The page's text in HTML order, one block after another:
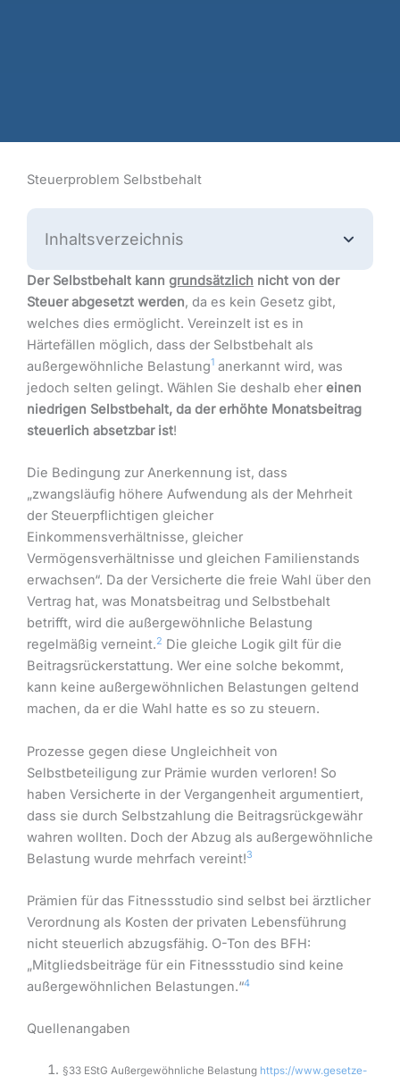
Steuerproblem Selbstbehalt
Inhaltsverzeichnis
Der Selbstbehalt kann grundsätzlich nicht von der
Steuer abgesetzt werden, da es kein Gesetz gibt,
welches dies ermöglicht. Vereinzelt ist es in
Härtefällen möglich, dass der Selbstbehalt als
außergewöhnliche Belastung1 anerkannt wird, was
jedoch selten gelingt. Wählen Sie deshalb eher einen
niedrigen Selbstbehalt, da der erhöhte Monatsbeitrag
steuerlich absetzbar ist!
Die Bedingung zur Anerkennung ist, dass
„zwangsläufig höhere Aufwendung als der Mehrheit
der Steuerpflichtigen gleicher
Einkommensverhältnisse, gleicher
Vermögensverhältnisse und gleichen Familienstands
erwachsen“. Da der Versicherte die freie Wahl über den
Vertrag hat, was Monatsbeitrag und Selbstbehalt
betrifft, wird die außergewöhnliche Belastung
regelmäßig verneint.2 Die gleiche Logik gilt für die
Beitragsrückerstattung. Wer eine solche bekommt,
kann keine außergewöhnlichen Belastungen geltend
machen, da er die Wahl hatte es so zu steuern.
Prozesse gegen diese Ungleichheit von
Selbstbeteiligung zur Prämie wurden verloren! So
haben Versicherte in der Vergangenheit argumentiert,
dass sie durch Selbstzahlung die Beitragsrückgewähr
wahren wollten. Doch der Abzug als außergewöhnliche
Belastung wurde mehrfach vereint!3
Prämien für das Fitnessstudio sind selbst bei ärztlicher
Verordnung als Kosten der privaten Lebensführung
nicht steuerlich abzugsfähig. O-Ton des BFH:
„Mitgliedsbeiträge für ein Fitnessstudio sind keine
außergewöhnlichen Belastungen.“4
Quellenangaben
§33 EStG Außergewöhnliche Belastung https://www.gesetze-